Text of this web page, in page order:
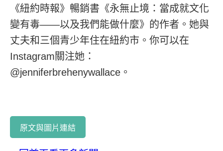
《紐約時報》暢銷書《永無止境：當成就文化
變有毒——以及我們能做什麼》的作者。她與
丈夫和三個青少年住在紐約市。你可以在
Instagram關注她：
@jenniferbrehenywallace。
原文與圖片連結